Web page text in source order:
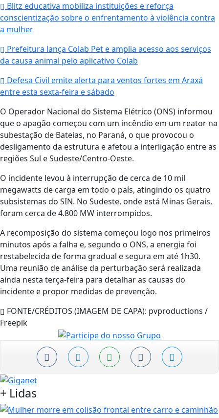
Blitz educativa mobiliza instituições e reforça
conscientização sobre o enfrentamento à violência contra
a mulher
Prefeitura lança Colab Pet e amplia acesso aos serviços
da causa animal pelo aplicativo Colab
Defesa Civil emite alerta para ventos fortes em Araxá
entre esta sexta-feira e sábado
O Operador Nacional do Sistema Elétrico (ONS) informou
que o apagão começou com um incêndio em um reator na
subestação de Bateias, no Paraná, o que provocou o
desligamento da estrutura e afetou a interligação entre as
regiões Sul e Sudeste/Centro-Oeste.
O incidente levou à interrupção de cerca de 10 mil
megawatts de carga em todo o país, atingindo os quatro
subsistemas do SIN. No Sudeste, onde está Minas Gerais,
foram cerca de 4.800 MW interrompidos.
A recomposição do sistema começou logo nos primeiros
minutos após a falha e, segundo o ONS, a energia foi
restabelecida de forma gradual e segura em até 1h30.
Uma reunião de análise da perturbação será realizada
ainda nesta terça-feira para detalhar as causas do
incidente e propor medidas de prevenção.
FONTE/CRÉDITOS (IMAGEM DE CAPA): pvproductions /
Freepik
+ Lidas